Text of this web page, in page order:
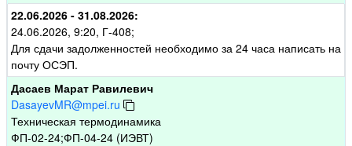
22.06.2026 - 31.08.2026:
24.06.2026, 9:20, Г-408;
Для сдачи задолженностей необходимо за 24 часа написать на
почту ОСЭП.
Дасаев Марат Равилевич
DasayevMR@mpei.ru
Техническая термодинамика
ФП-02-24;ФП-04-24 (ИЭВТ)